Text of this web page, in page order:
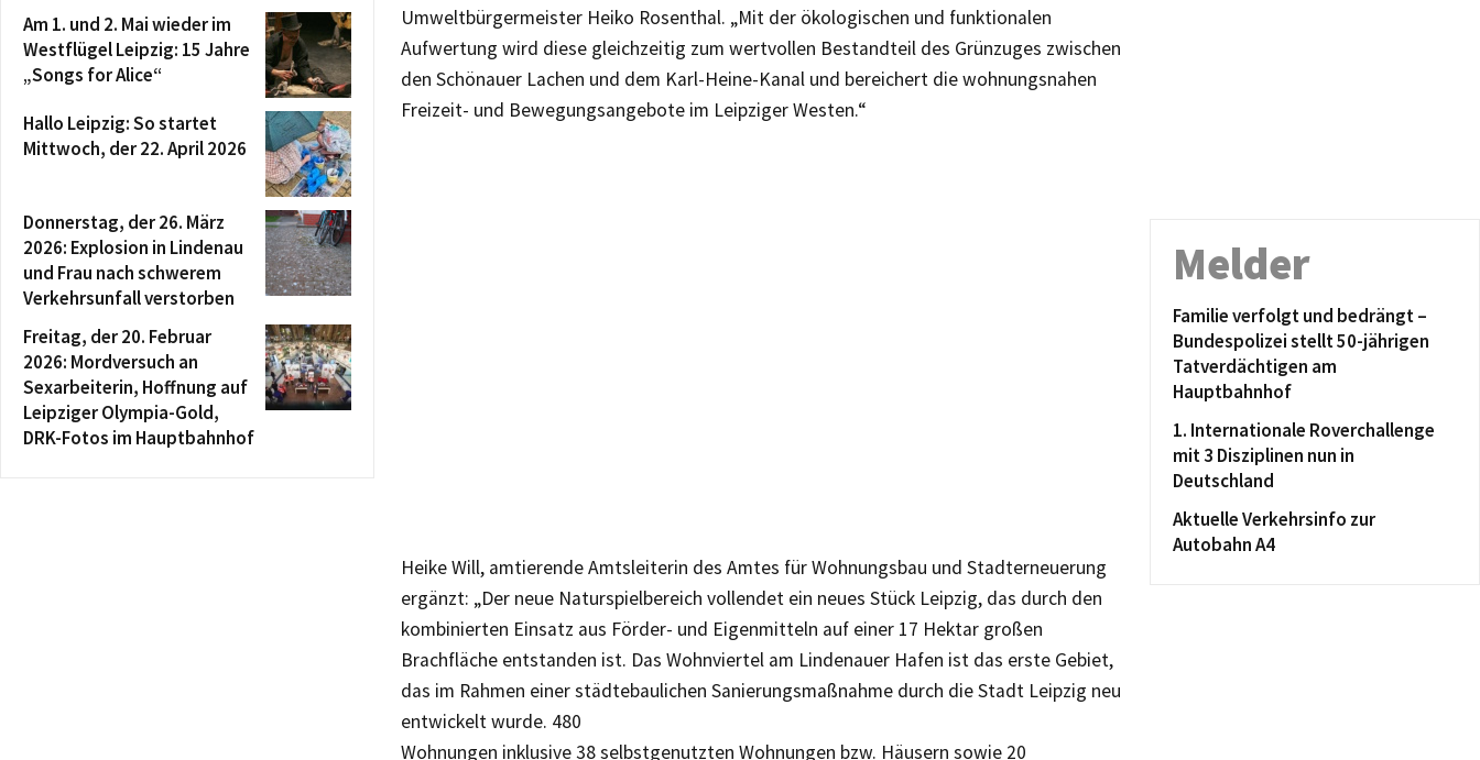
Umweltbürgermeister Heiko Rosenthal. „Mit der ökologischen und funktionalen
Aufwertung wird diese gleichzeitig zum wertvollen Bestandteil des Grünzuges zwischen
den Schönauer Lachen und dem Karl-Heine-Kanal und bereichert die wohnungsnahen
Freizeit- und Bewegungsangebote im Leipziger Westen.“
Heike Will, amtierende Amtsleiterin des Amtes für Wohnungsbau und Stadterneuerung
ergänzt: „Der neue Naturspielbereich vollendet ein neues Stück Leipzig, das durch den
kombinierten Einsatz aus Förder- und Eigenmitteln auf einer 17 Hektar großen
Brachfläche entstanden ist. Das Wohnviertel am Lindenauer Hafen ist das erste Gebiet,
das im Rahmen einer städtebaulichen Sanierungsmaßnahme durch die Stadt Leipzig neu
entwickelt wurde. 480
Wohnungen inklusive 38 selbstgenutzten Wohnungen bzw. Häusern sowie 20
Am 1. und 2. Mai wieder im
Westflügel Leipzig: 15 Jahre
„Songs for Alice“
Hallo Leipzig: So startet
Mittwoch, der 22. April 2026
Donnerstag, der 26. März
2026: Explosion in Lindenau
und Frau nach schwerem
Verkehrsunfall verstorben
Freitag, der 20. Februar
2026: Mordversuch an
Sexarbeiterin, Hoffnung auf
Leipziger Olympia-Gold,
DRK-Fotos im Hauptbahnhof
Melder
Familie verfolgt und bedrängt –
Bundespolizei stellt 50-jährigen
Tatverdächtigen am
Hauptbahnhof
1. Internationale Roverchallenge
mit 3 Disziplinen nun in
Deutschland
Aktuelle Verkehrsinfo zur
Autobahn A4